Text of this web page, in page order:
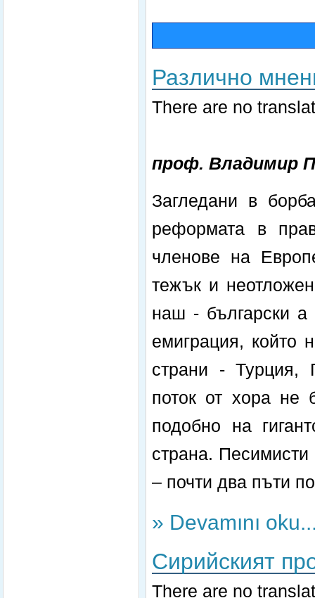
Различно
There are no
проф. Владимир
Загледани в
реформата в
членове на
тежък и
наш - български а
емиграция, който
страни - Турция,
поток от хора не
подобно на
страна.
– почти два пъти
» Devamını
Сирийският
There are no